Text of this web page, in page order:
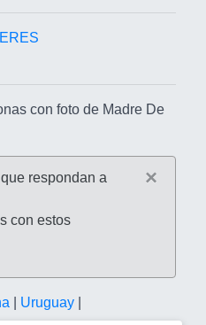
con foto de Madre De
respondan a
con estos
×
Uruguay